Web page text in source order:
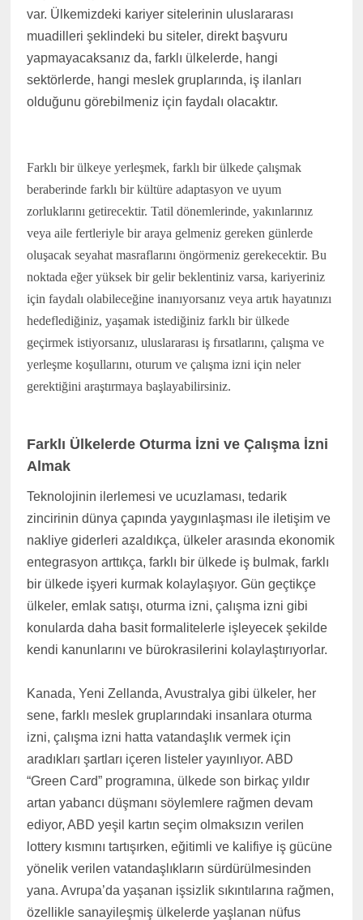
var. Ülkemizdeki kariyer sitelerinin uluslararası
muadilleri şeklindeki bu siteler, direkt başvuru
yapmayacaksanız da, farklı ülkelerde, hangi
sektörlerde, hangi meslek gruplarında, iş ilanları
olduğunu görebilmeniz için faydalı olacaktır.
Farklı bir ülkeye yerleşmek, farklı bir ülkede çalışmak
beraberinde farklı bir kültüre adaptasyon ve uyum
zorluklarını getirecektir. Tatil dönemlerinde, yakınlarınız
veya aile fertleriyle bir araya gelmeniz gereken günlerde
oluşacak seyahat masraflarını öngörmeniz gerekecektir. Bu
noktada eğer yüksek bir gelir beklentiniz varsa, kariyeriniz
için faydalı olabileceğine inanıyorsanız veya artık hayatınızı
hedeflediğiniz, yaşamak istediğiniz farklı bir ülkede
geçirmek istiyorsanız, uluslararası iş fırsatlarını, çalışma ve
yerleşme koşullarını, oturum ve çalışma izni için neler
gerektiğini araştırmaya başlayabilirsiniz.
Farklı Ülkelerde Oturma İzni ve Çalışma İzni
Almak
Teknolojinin ilerlemesi ve ucuzlaması, tedarik
zincirinin dünya çapında yaygınlaşması ile iletişim ve
nakliye giderleri azaldıkça, ülkeler arasında ekonomik
entegrasyon arttıkça, farklı bir ülkede iş bulmak, farklı
bir ülkede işyeri kurmak kolaylaşıyor. Gün geçtikçe
ülkeler, emlak satışı, oturma izni, çalışma izni gibi
konularda daha basit formalitelerle işleyecek şekilde
kendi kanunlarını ve bürokrasilerini kolaylaştırıyorlar.
Kanada, Yeni Zellanda, Avustralya gibi ülkeler, her
sene, farklı meslek gruplarındaki insanlara oturma
izni, çalışma izni hatta vatandaşlık vermek için
aradıkları şartları içeren listeler yayınlıyor. ABD
“Green Card” programına, ülkede son birkaç yıldır
artan yabancı düşmanı söylemlere rağmen devam
ediyor, ABD yeşil kartın seçim olmaksızın verilen
lottery kısmını tartışırken, eğitimli ve kalifiye iş gücüne
yönelik verilen vatandaşlıkların sürdürülmesinden
yana. Avrupa’da yaşanan işsizlik sıkıntılarına rağmen,
özellikle sanayileşmiş ülkelerde yaşlanan nüfus